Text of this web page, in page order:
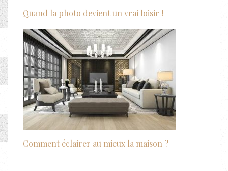
Quand la photo devient un vrai loisir !
Comment éclairer au mieux la maison ?